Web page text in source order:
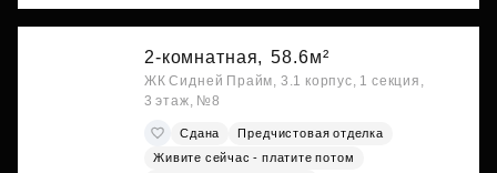
2-комнатная, 58.6м²
ЖК Сидней Прайм, 3.1 корпус, 1 секция,
3 этаж, №8
Сдана
Предчистовая отделка
Живите сейчас - платите потом